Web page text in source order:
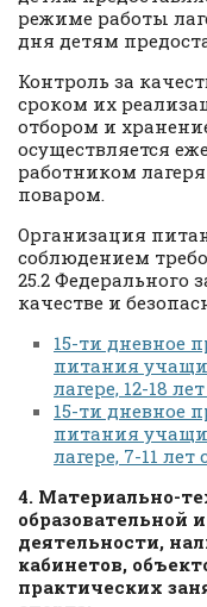
режиме работы
дня детям
Контроль за
сроком их
отбором и
осуществляется
работником
поваром.
Организация
соблюдением
25.2 Федерального
качестве и
15-ти дневное
питания
лагере, 12-18
15-ти дневное
питания
лагере, 7-11
4. Материально-
образовательной
деятельности,
кабинетов,
практических